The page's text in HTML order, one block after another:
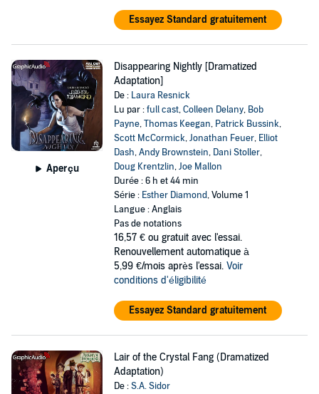
Essayez Standard gratuitement
Aperçu
Disappearing Nightly [Dramatized
Adaptation]
De : Laura Resnick
Lu par :full cast,Colleen Delany, Bob
Payne,Thomas Keegan, Patrick Bussink,
Scott McCormick,Jonathan Feuer, Elliot
Dash,Andy Brownstein, Dani Stoller,
Doug Krentzlin,Joe Mallon
Durée : 6 h et 44 min
Série : Esther Diamond, Volume 1
Langue : Anglais
Pas de notations
16,57 € ou gratuit avec l'essai.
Renouvellement automatique à
5,99 €/mois après l'essai. Voir
conditions d'éligibilité
Essayez Standard gratuitement
Lair of the Crystal Fang (Dramatized
Adaptation)
De :S.A. Sidor